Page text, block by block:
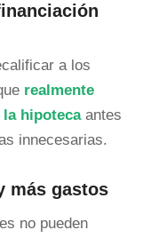
a los
realmente
hipotecaantes
innecesarias.
más gastos
no pueden